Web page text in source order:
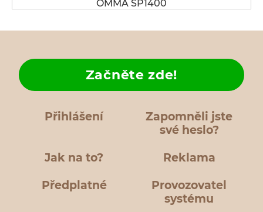
OMMA SP1400
Přihlášení
Zapomněli jste
své heslo?
Jak na to?
Začněte zde!
Reklama
Předplatné
Provozovatel
systému